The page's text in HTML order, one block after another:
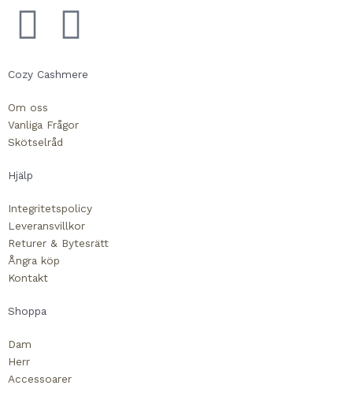
F
a
c
e
b
o
o
k
-
s
E
n
e
o
p
Cozy Cashmere
Om oss
Vanliga Frågor
Skötselråd
Hjälp
Integritetspolicy
Leveransvillkor
Returer & Bytesrätt
Ångra köp
Kontakt
Shoppa
Dam
Herr
Accessoarer